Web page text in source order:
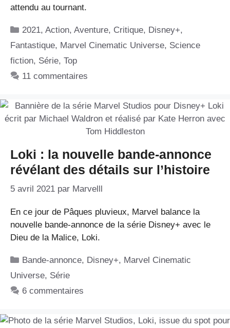
attendu au tournant.
Catégories
2021,Action,Aventure, Critique, Disney+,
Fantastique, Marvel Cinematic Universe, Science
fiction, Série, Top
11 commentaires
Loki : la nouvelle bande-annonce
révélant des détails sur l’histoire
5 avril 2021 par Marvelll
En ce jour de Pâques pluvieux, Marvel balance la
nouvelle bande-annonce de la série Disney+ avec le
Dieu de la Malice, Loki.
Catégories
Bande-annonce, Disney+, Marvel Cinematic
Universe, Série
6 commentaires